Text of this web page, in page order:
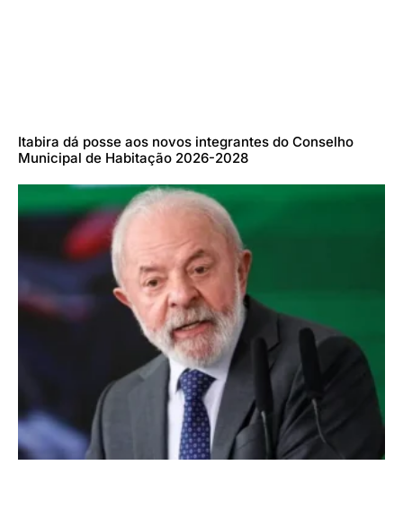
Itabira dá posse aos novos integrantes do Conselho
Municipal de Habitação 2026-2028